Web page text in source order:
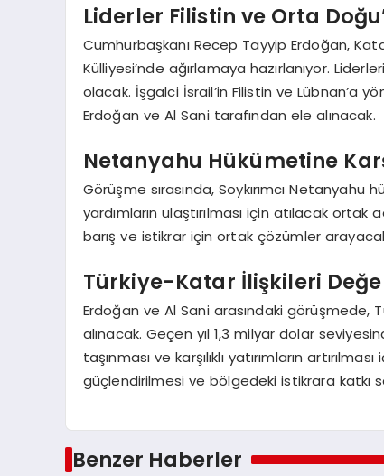
Liderler Filistin ve Orta
Cumhurbaşkanı Recep Tayyip Erdoğan,
Külliyesi’nde ağırlamaya hazırlanıyor.
olacak. İşgalci İsrail’in Filistin ve Lübnan’a
Erdoğan ve Al Sani tarafından ele alınacak.
Netanyahu Hükümetine
Görüşme sırasında, Soykırımcı
yardımların ulaştırılması için atılacak
barış ve istikrar için ortak çözümler
Türkiye-Katar İlişkileri
Erdoğan ve Al Sani arasındaki görüşmede,
alınacak. Geçen yıl 1,3 milyar dolar
taşınması ve karşılıklı yatırımların
güçlendirilmesi ve bölgedeki istikrara katkı
Benzer Haberler